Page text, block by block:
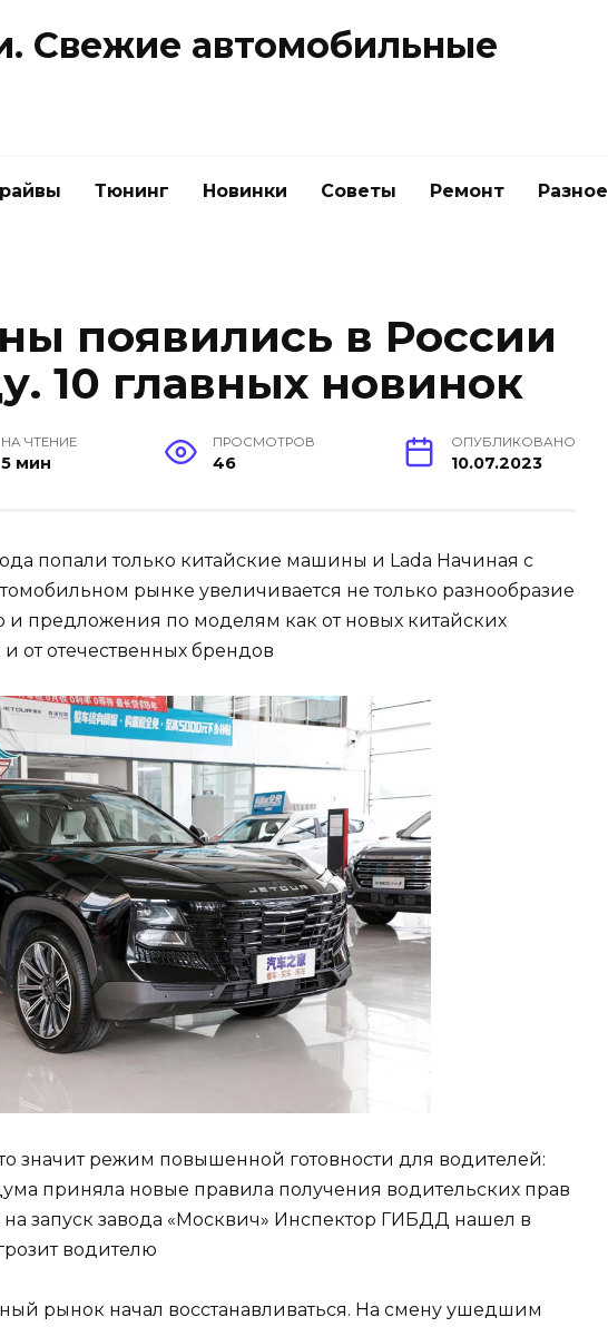
Свежие автомобильные
Тюнинг Новинки Советы Ремонт Разное
появились в России
10 главных новинок
НА ЧТЕНИЕ
5 мин
ПРОСМОТРОВ
46
ОПУБЛИКОВАНО
10.07.2023
попали только китайские машины и Lada Начиная с
рынке увеличивается не только разнообразие
и предложения по моделям как от новых китайских
от отечественных брендов
значит режим повышенной готовности для водителей:
приняла новые правила получения водительских прав
на запуск завода «Москвич» Инспектор ГИБДД нашел в
водителю
рынок начал восстанавливаться. На смену ушедшим